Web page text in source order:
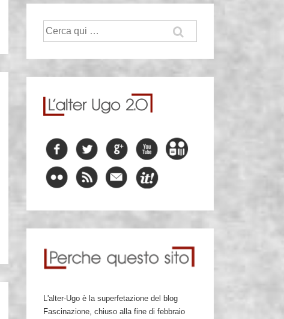
Cerca:
L'alter-Ugo è la superfetazione del blog
Fascinazione, chiuso alla fine di febbraio